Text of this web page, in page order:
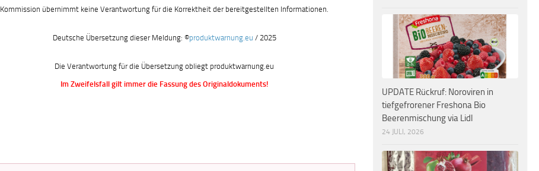
Kommission übernimmt keine Verantwortung für die Korrektheit der bereitgestellten Informationen.
Deutsche Übersetzung dieser Meldung: ©produktwarnung.eu / 2025
Die Verantwortung für die Übersetzung obliegt produktwarnung.eu
Im Zweifelsfall gilt immer die Fassung des Originaldokuments!
UPDATE Rückruf: Noroviren in
tiefgefrorener Freshona Bio
Beerenmischung via Lidl
24 JULI, 2026